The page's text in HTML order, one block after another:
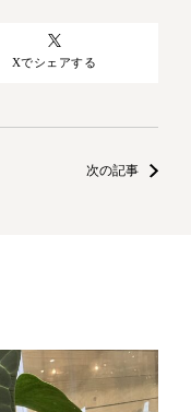
Xでシェアする
次の記事